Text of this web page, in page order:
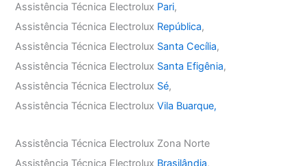
Assistência Técnica Electrolux Pari,
Assistência Técnica Electrolux República,
Assistência Técnica Electrolux Santa Cecília,
Assistência Técnica Electrolux Santa Efigênia,
Assistência Técnica Electrolux Sé,
Assistência Técnica ElectroluxVila Buarque,
Assistência Técnica Electrolux Zona Norte
Assistência Técnica Electrolux Brasilândia,